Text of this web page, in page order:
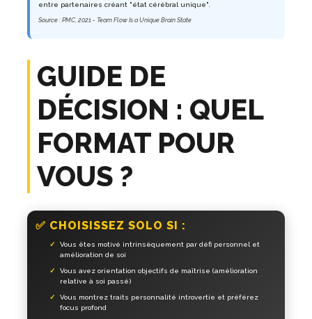
entre partenaires créant "état cérébral unique".
Source : PMC, 2021 - Team Flow Is a Unique Brain State
GUIDE DE
DÉCISION : QUEL
FORMAT POUR
VOUS ?
✅ CHOISISSEZ SOLO SI :
Vous êtes motivé intrinsèquement par défi personnel et
amélioration de soi
Vous avez orientation objectifs de maîtrise (amélioration
relative à soi passé)
Vous montrez traits personnalité introvertie et préférez
focus profond